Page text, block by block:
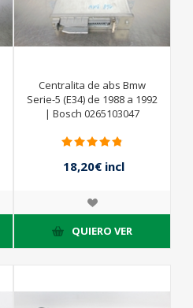
Centralita de abs Bmw
Serie-5 (E34) de 1988 a 1992
| Bosch 0265103047
18,20€ incl
impuestos
QUIERO VER